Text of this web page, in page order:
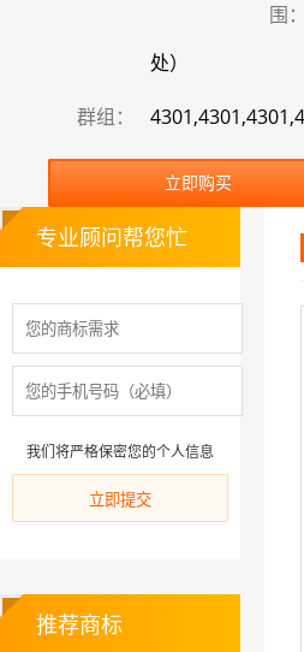
围：
处）
群组：
立即购买
专业顾问帮您忙
我们将严格保密您的个人信息
推荐商标